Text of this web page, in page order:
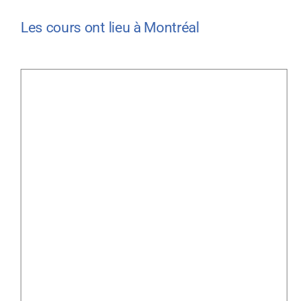
Les cours ont lieu à Montréal